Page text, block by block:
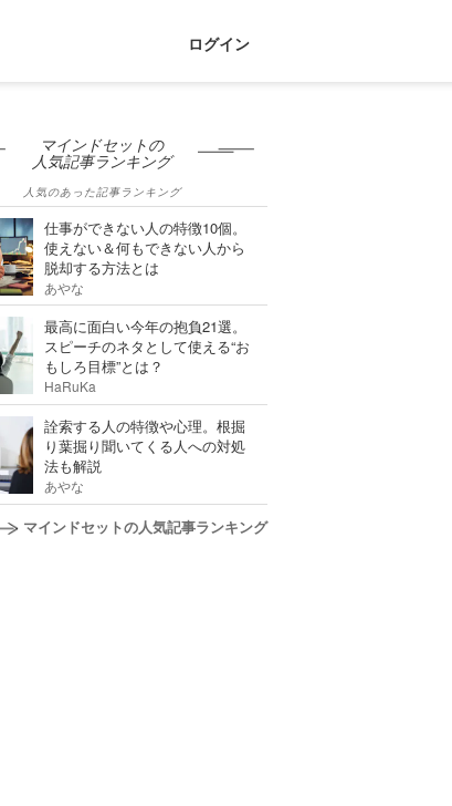
ログイン
マインドセットの
人気記事ランキング
人気のあった記事ランキング
仕事ができない人の特徴10個。
使えない＆何もできない人から
脱却する方法とは
あやな
最高に面白い今年の抱負21選。
スピーチのネタとして使える“お
もしろ目標”とは？
HaRuKa
詮索する人の特徴や心理。根掘
り葉掘り聞いてくる人への対処
法も解説
あやな
マインドセットの人気記事ランキング